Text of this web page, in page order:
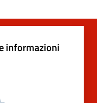
informazioni